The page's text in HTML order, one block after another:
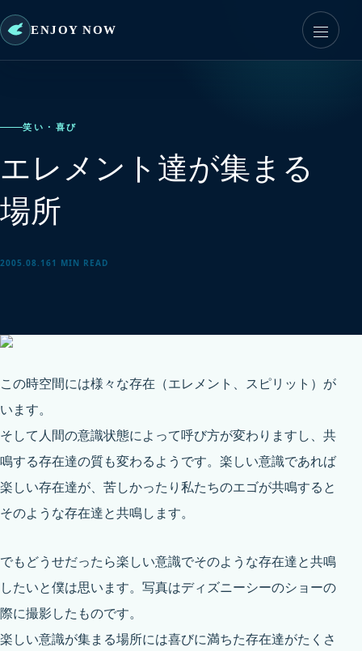
ENJOY NOW
笑い・喜び
エレメント達が集まる
場所
2005.08.161 MIN READ
この時空間には様々な存在（エレメント、スピリット）が
います。
そして人間の意識状態によって呼び方が変わりますし、共
鳴する存在達の質も変わるようです。楽しい意識であれば
楽しい存在達が、苦しかったり私たちのエゴが共鳴すると
そのような存在達と共鳴します。
でもどうせだったら楽しい意識でそのような存在達と共鳴
したいと僕は思います。写真はディズニーシーのショーの
際に撮影したものです。
楽しい意識が集まる場所には喜びに満ちた存在達がたくさ